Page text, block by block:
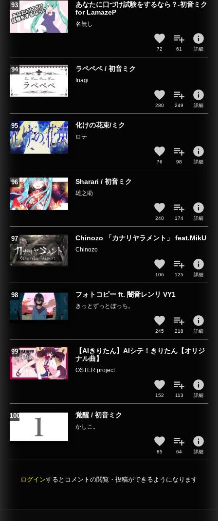
あなたに口づけ試験をするなら？-初音ミク
for LamazeP
名無し
72 61
info
詳細
ラペペペ / 初音ミク
Inagi
280 249
info
詳細
化けの花束/ミク
ロテ
76 98
info
詳細
Sharari / 初音ミク
雄之助
240 174
info
詳細
Chinozo 「カナリヤラメント」 feat.MikU
Chinozo
106 125
info
詳細
フォトコピー ft. 闇音レンリ VY1
きっとずっとぼっち。
245 218
info
詳細
【AIきりたん】AIシテ！きりたん【オリジ
ナル曲】
OSTER project
152 113
info
詳細
覚醒 / 初音ミク
かしこ。
85 64
info
詳細
ログインするとコメントの閲覧・投稿ができるようになります